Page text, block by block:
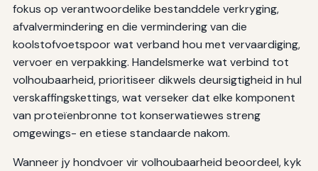
fokus op verantwoordelike bestanddele verkryging,
afvalvermindering en die vermindering van die
koolstofvoetspoor wat verband hou met vervaardiging,
vervoer en verpakking. Handelsmerke wat verbind tot
volhoubaarheid, prioritiseer dikwels deursigtigheid in hul
verskaffingskettings, wat verseker dat elke komponent
van proteïenbronne tot konserwatiewes streng
omgewings- en etiese standaarde nakom.
Wanneer jy hondvoer vir volhoubaarheid beoordeel, kyk